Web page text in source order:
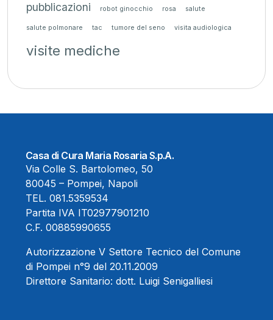
pubblicazioni robot ginocchio rosa salute
salute polmonare tac tumore del seno visita audiologica
visite mediche
Casa di Cura Maria Rosaria S.p.A.
Via Colle S. Bartolomeo, 50
80045 – Pompei, Napoli
TEL. 081.5359534
Partita IVA IT02977901210
C.F. 00885990655
Autorizzazione V Settore Tecnico del Comune
di Pompei n°9 del 20.11.2009
Direttore Sanitario: dott. Luigi Senigalliesi